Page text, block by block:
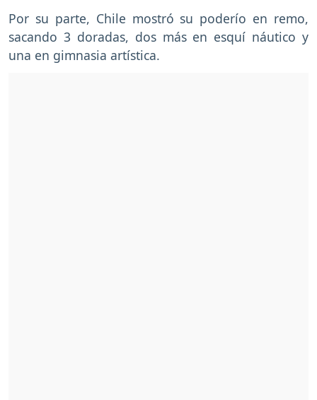
Por su parte, Chile mostró su poderío en remo,
sacando 3 doradas, dos más en esquí náutico y
una en gimnasia artística.